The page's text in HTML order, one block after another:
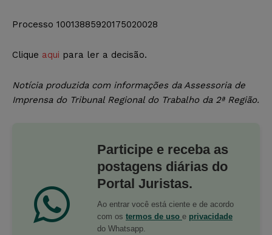
Processo 10013885920175020028
Clique aqui para ler a decisão.
Notícia produzida com informações da Assessoria de
Imprensa do Tribunal Regional do Trabalho da 2ª Região.
Participe e receba as
postagens diárias do
Portal Juristas.
Ao entrar você está ciente e de acordo
com os termos de uso e privacidade
do Whatsapp.